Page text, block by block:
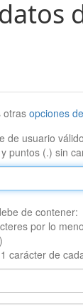
otrasopciones
de usuario
puntos (.) sin
de contener:
por lo
carácter de